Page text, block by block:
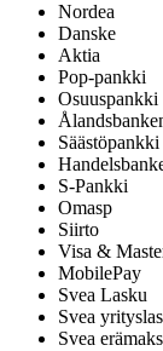
Nordea
Danske
Aktia
Pop-pankki
Osuuspankki
Säästöpankki
S-Pankki
Omasp
Siirto
Visa &
MobilePay
Svea Lasku
Svea
Svea